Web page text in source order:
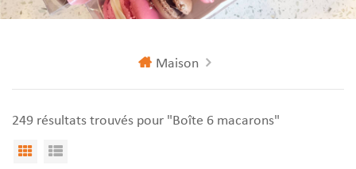
Maison
249 résultats trouvés pour "Boîte 6 macarons"
Vue Grille